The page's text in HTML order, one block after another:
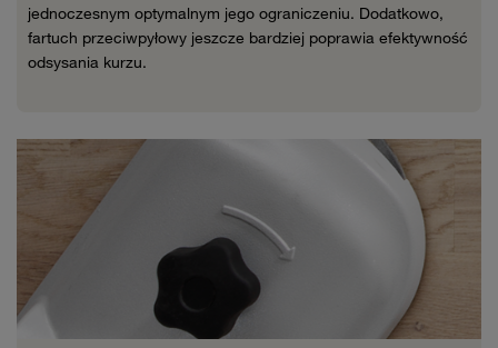
jednoczesnym optymalnym jego ograniczeniu. Dodatkowo,
fartuch przeciwpyłowy jeszcze bardziej poprawia efektywność
odsysania kurzu.